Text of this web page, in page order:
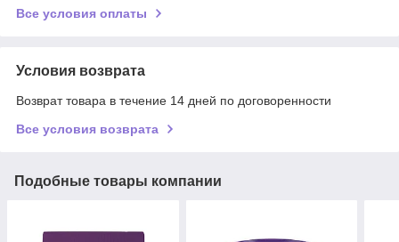
Все условия оплаты
Условия возврата
Возврат товара в течение 14 дней по договоренности
Все условия возврата
Подобные товары компании